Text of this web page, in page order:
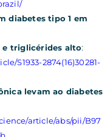
diabetes tipo 1 em
e triglicérides alto:
S1933-2874(16)30281-
levam ao diabetes
article/abs/pii/B97